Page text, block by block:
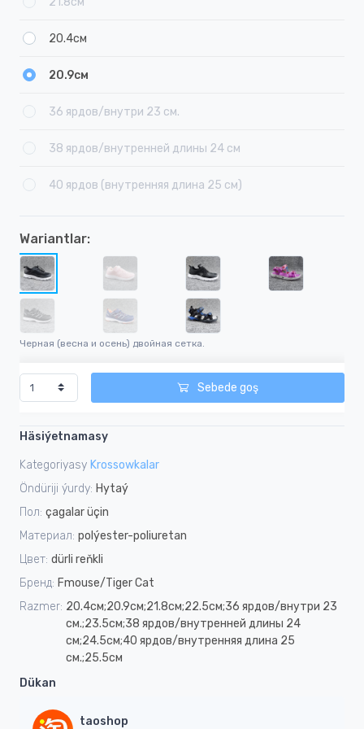
20.4см
20.9см
36 ярдов/внутри 23 см.
38 ярдов/внутренней длины 24 см
40 ярдов (внутренняя длина 25 см)
Wariantlar:
Черная (весна и осень) двойная сетка.
Sebede goş
Häsiýetnamasy
Kategoriyasy Krossowkalar
Öndüriji ýurdy: Hytaý
Пол: çagalar üçin
Материал: polýester-poliuretan
Цвет: dürli reňkli
Бренд: Fmouse/Tiger Cat
Razmer: 20.4см;20.9см;21.8см;22.5см;36 ярдов/внутри 23
см.;23.5см;38 ярдов/внутренней длины 24
см;24.5см;40 ярдов/внутренняя длина 25
см.;25.5см
Dükan
taoshop